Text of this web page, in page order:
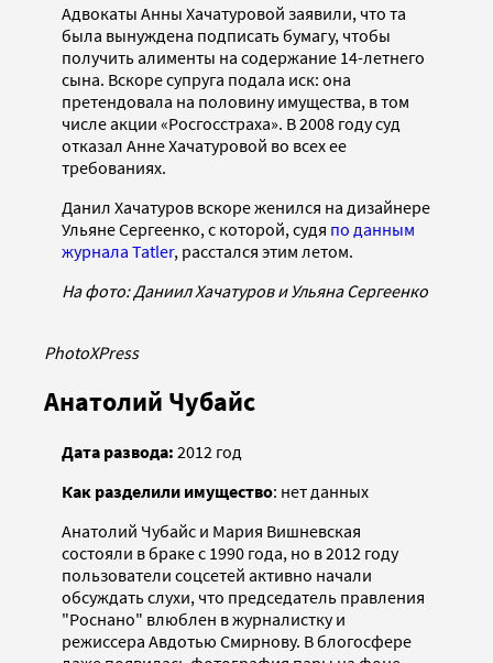
Адвокаты Анны Хачатуровой заявили, что та
была вынуждена подписать бумагу, чтобы
получить алименты на содержание 14-летнего
сына. Вскоре супруга подала иск: она
претендовала на половину имущества, в том
числе акции «Росгосстраха». В 2008 году суд
отказал Анне Хачатуровой во всех ее
требованиях.
Данил Хачатуров вскоре женился на дизайнере
Ульяне Сергеенко, с которой, судя по данным
журнала Tatler, расстался этим летом.
На фото: Даниил Хачатуров и Ульяна Сергеенко
PhotoXPress
Анатолий Чубайс
Дата развода: 2012 год
Как разделили имущество: нет данных
Анатолий Чубайс и Мария Вишневская
состояли в браке с 1990 года, но в 2012 году
пользователи соцсетей активно начали
обсуждать слухи, что председатель правления
"Роснано" влюблен в журналистку и
режиссера Авдотью Смирнову. В блогосфере